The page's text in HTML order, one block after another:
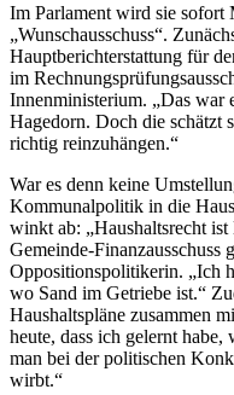
Im Parlament wird sie sofort
„Wunschausschuss“.
Hauptberichterstattung für
im
Innenministerium. „Das war
Hagedorn. Doch die schätzt
richtig reinzuhängen.“
War es denn keine
Kommunalpolitik in die
winkt ab: „Haushaltsrecht ist
Gemeinde-Finanzausschuss
Oppositionspolitikerin. „Ich
wo Sand im Getriebe ist.“
Haushaltspläne zusammen
heute, dass ich gelernt
man bei der politischen
wirbt.“